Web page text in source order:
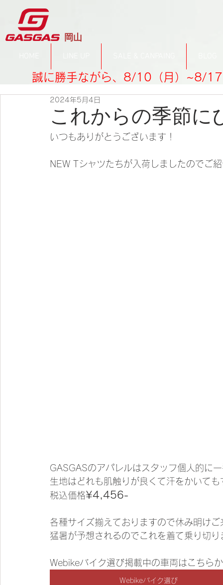
​岡山
誠に勝手ながら、8/10（月）~8/17
これからの季節に
2024年5月4日
いつもありがとうございます！
NEW Tシャツたちが入荷しましたのでご
GASGASのアパレルはスタッフ個人的に
生地はどれも肌触りが良くて汗をかいて
税込価格¥4,456-
各種サイズ揃えておりますので休み明け
猛暑が予想されるのでこれを着て乗り切り
Webikeバイク選び掲載中の車両はこちら
Webikeバイク選び